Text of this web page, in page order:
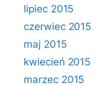
lipiec 2015
czerwiec 2015
maj 2015
kwiecień 2015
marzec 2015